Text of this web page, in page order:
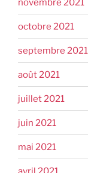
octobre 2021
septembre 2021
août 2021
juillet 2021
juin 2021
mai 2021